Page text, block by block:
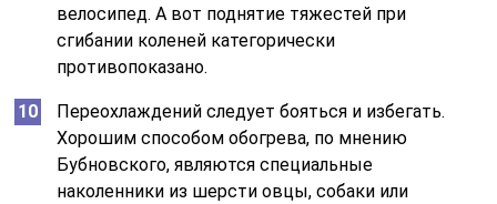
велосипед. А вот поднятие тяжестей при
сгибании коленей категорически
противопоказано.
Переохлаждений следует бояться и избегать.
Хорошим способом обогрева, по мнению
Бубновского, являются специальные
наколенники из шерсти овцы, собаки или